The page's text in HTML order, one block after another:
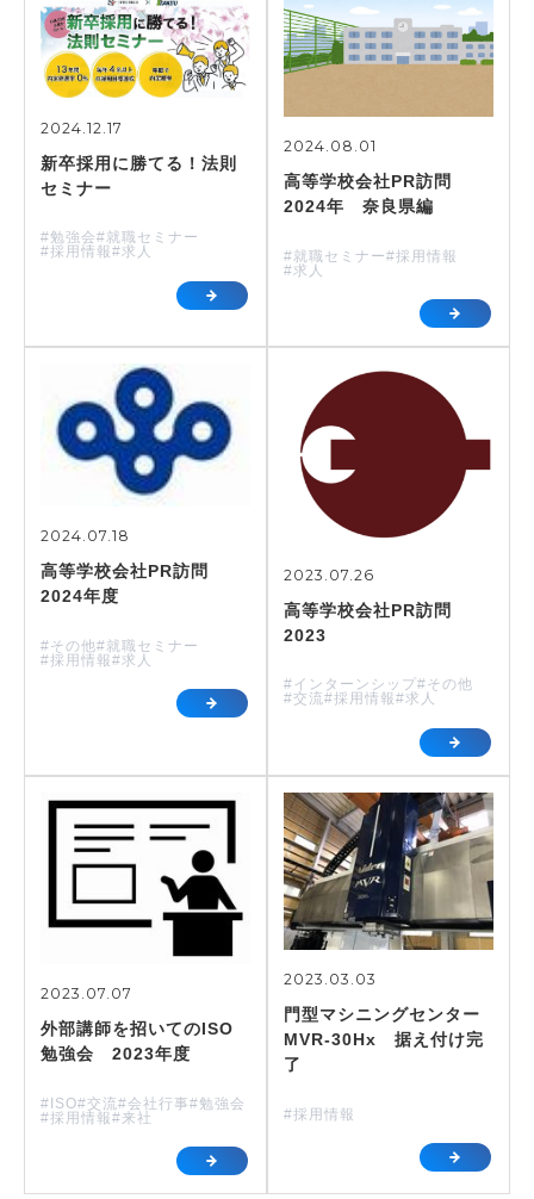
2024.12.17
新卒採用に勝てる！法則
セミナー
#勉強会#就職セミナー
#採用情報#求人
2024.08.01
高等学校会社PR訪問
2024年 奈良県編
#就職セミナー#採用情報
#求人
2024.07.18
高等学校会社PR訪問
2024年度
#その他#就職セミナー
#採用情報#求人
2023.07.26
高等学校会社PR訪問
2023
#インターンシップ#その他
#交流#採用情報#求人
2023.07.07
外部講師を招いてのISO
勉強会 2023年度
#ISO#交流#会社行事#勉強会
#採用情報#来社
2023.03.03
門型マシニングセンター
MVR-30Hx 据え付け完
了
#採用情報